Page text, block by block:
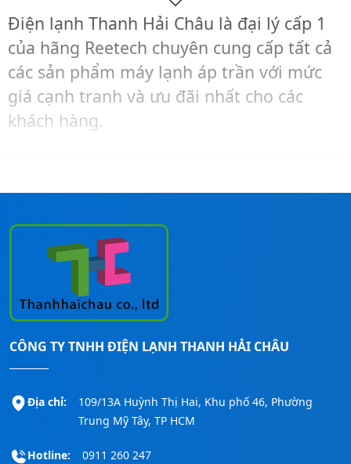
Điện lạnh Thanh Hải Châu là đại lý cấp 1
của hãng Reetech chuyên cung cấp tất cả
các sản phẩm máy lạnh áp trần với mức
giá cạnh tranh và ưu đãi nhất cho các
khách hàng.
trình nhanh nhất!
CÔNG TY TNHH ĐIỆN LẠNH THANH HẢI CHÂU
Địa chỉ:
109/13A Huỳnh Thị Hai, Khu phố 46, Phường
Trung Mỹ Tây, TP HCM
Hotline: 0911 260 247